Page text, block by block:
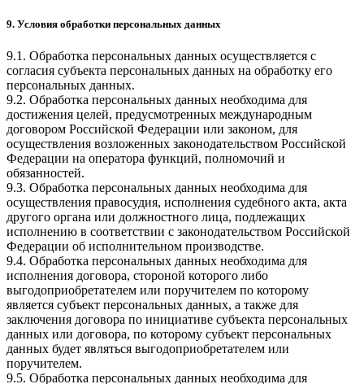
9. Условия обработки персональных данных
9.1. Обработка персональных данных осуществляется с
согласия субъекта персональных данных на обработку его
персональных данных.
9.2. Обработка персональных данных необходима для
достижения целей, предусмотренных международным
договором Российской Федерации или законом, для
осуществления возложенных законодательством Российской
Федерации на оператора функций, полномочий и
обязанностей.
9.3. Обработка персональных данных необходима для
осуществления правосудия, исполнения судебного акта, акта
другого органа или должностного лица, подлежащих
исполнению в соответствии с законодательством Российской
Федерации об исполнительном производстве.
9.4. Обработка персональных данных необходима для
исполнения договора, стороной которого либо
выгодоприобретателем или поручителем по которому
является субъект персональных данных, а также для
заключения договора по инициативе субъекта персональных
данных или договора, по которому субъект персональных
данных будет являться выгодоприобретателем или
поручителем.
9.5. Обработка персональных данных необходима для